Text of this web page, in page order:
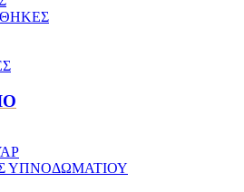
ΥΠΝΟΔΩΜΑΤΙΟΥ